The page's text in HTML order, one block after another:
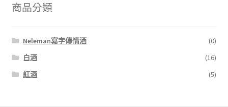
商品分類
Neleman寫字傳情酒
(0)
白酒
(16)
紅酒
(5)